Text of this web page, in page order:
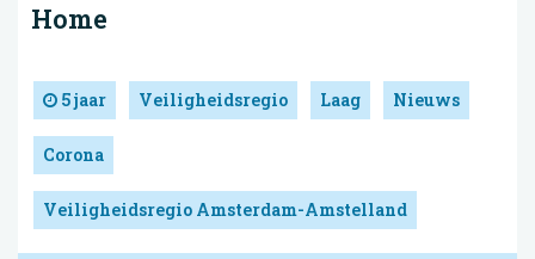
Home
5 jaar Veiligheidsregio Laag Nieuws
Corona
Veiligheidsregio Amsterdam-Amstelland